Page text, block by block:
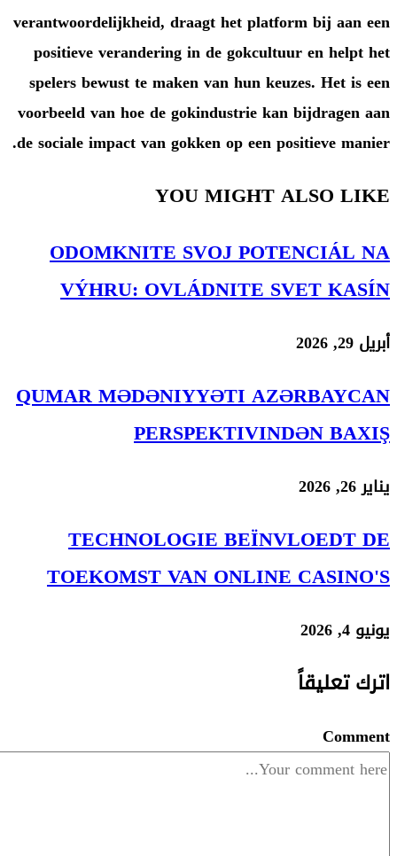
verantwoordelijkheid, draagt
positieve verandering in de
spelers bewust te maken van
voorbeeld van hoe de
de sociale impact van gokken
YOU
ODOMKNITE SVOJ
VÝHRU:
QUMAR
TECHNOLOGIE
TOEKOMST VAN